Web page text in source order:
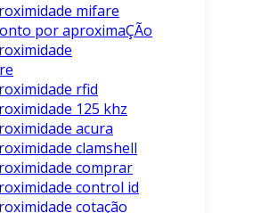
mifare
por aproximaÇÃo
rfid
125 khz
acura
clamshell
comprar
control id
cotação